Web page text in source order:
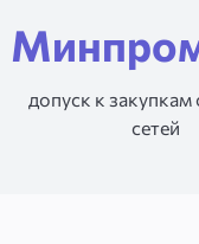
допуск к
сетей